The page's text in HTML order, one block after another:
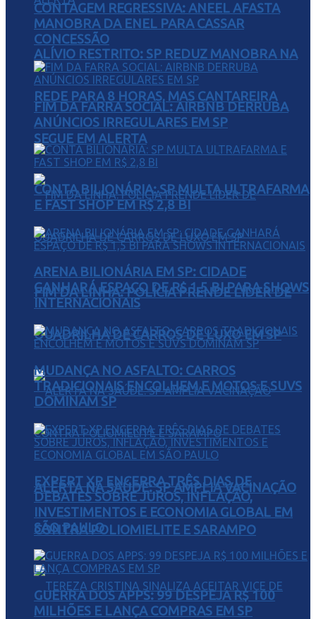
ALÍVIO RESTRITO: SP REDUZ MANOBRA NA
REDE PARA 8 HORAS, MAS CANTAREIRA
SEGUE EM ALERTA
FIM DA LINHA: POLÍCIA PRENDE LÍDER DE
QUADRILHA DE CARROS DE LUXO EM SP
ALERTA NA SAÚDE: SP AMPLIA VACINAÇÃO
CONTRA POLIOMIELITE E SARAMPO
CONTAGEM REGRESSIVA: ANEEL AFASTA
MANOBRA DA ENEL PARA CASSAR
CONCESSÃO
FIM DA FARRA SOCIAL: AIRBNB DERRUBA
ANÚNCIOS IRREGULARES EM SP
CONTA BILIONÁRIA: SP MULTA ULTRAFARMA
E FAST SHOP EM R$ 2,8 BI
ARENA BILIONÁRIA EM SP: CIDADE
GANHARÁ ESPAÇO DE R$ 1,5 BI PARA SHOWS
INTERNACIONAIS
MUDANÇA NO ASFALTO: CARROS
TRADICIONAIS ENCOLHEM E MOTOS E SUVS
DOMINAM SP
EXPERT XP ENCERRA TRÊS DIAS DE
DEBATES SOBRE JUROS, INFLAÇÃO,
INVESTIMENTOS E ECONOMIA GLOBAL EM
SÃO PAULO
GUERRA DOS APPS: 99 DESPEJA R$ 100
MILHÕES E LANÇA COMPRAS EM SP